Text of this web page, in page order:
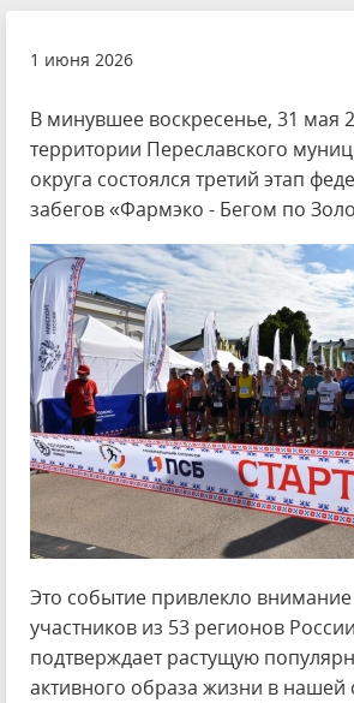
1 июня 2026
В минувшее воскресенье, 31 мая
территории Переславского
округа состоялся третий этап
забегов «Фармэко - Бегом по
Это событие привлекло
участников из 53 регионов
подтверждает растущую
активного образа жизни в нашей